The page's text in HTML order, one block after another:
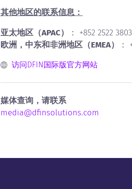
其他地区的联系信息：
亚太地区（APAC）
： +852 2522 3803
欧洲，中东和非洲地区（EMEA）
：
访问DFIN国际版官方网站
媒体查询，请联系
media@dfinsolutions.com